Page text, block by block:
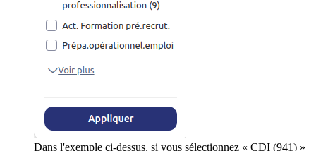
Dans l'exemple ci-dessus, si vous sélectionnez « CDI (941) »